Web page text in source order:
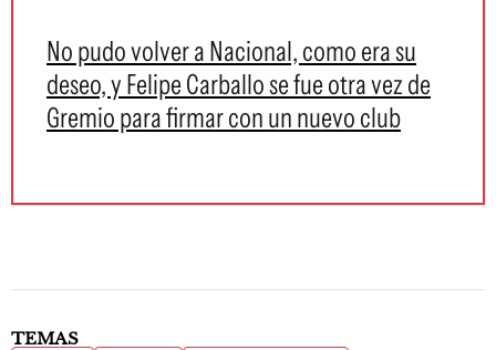
No pudo volver a Nacional, como era su
deseo, y Felipe Carballo se fue otra vez de
Gremio para firmar con un nuevo club
TEMAS